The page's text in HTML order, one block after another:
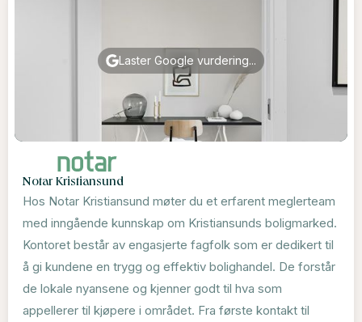
Laster Google vurdering...
Notar Kristiansund
Hos Notar Kristiansund møter du et erfarent meglerteam
med inngående kunnskap om Kristiansunds boligmarked.
Kontoret består av engasjerte fagfolk som er dedikert til
å gi kundene en trygg og effektiv bolighandel. De forstår
de lokale nyansene og kjenner godt til hva som
appellerer til kjøpere i området. Fra første kontakt til